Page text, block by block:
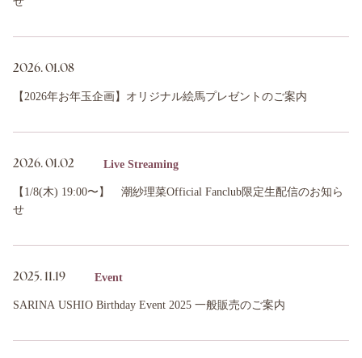
2026. 01.08
【2026年お年玉企画】オリジナル絵馬プレゼントのご案内
2026. 01.02 Live Streaming
【1/8(木) 19:00〜】 潮紗理菜Official Fanclub限定生配信のお知ら
せ
2025. 11.19 Event
SARINA USHIO Birthday Event 2025 一般販売のご案内